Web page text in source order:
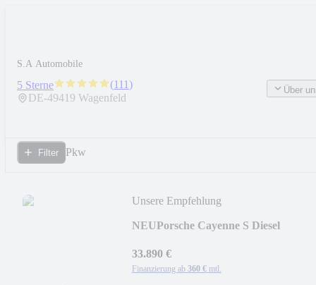
S.A Automobile
5 Sterne (111)
DE-49419 Wagenfeld
Über
Filter Pkw
Unsere Empfehlung
NEUPorsche Cayenne S Diesel
33.890 €
Finanzierung ab 360 € mtl.